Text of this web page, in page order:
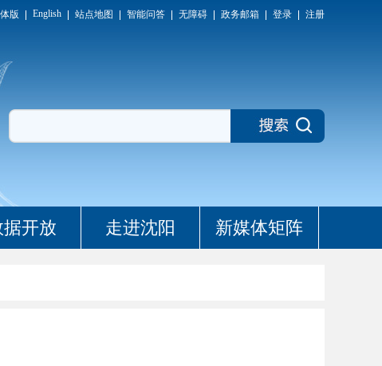
版 English 站点地图 智能问答 无障碍 政务邮箱 登录 注册
据开放 走进沈阳 新媒体矩阵